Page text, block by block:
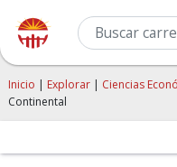
Inicio | Explorar | Ciencias
Continental